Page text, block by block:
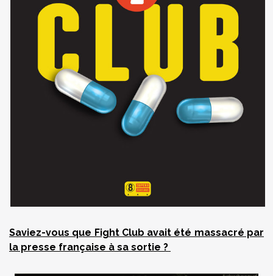
Saviez-vous que Fight Club avait été massacré par
la presse française à sa sortie ?